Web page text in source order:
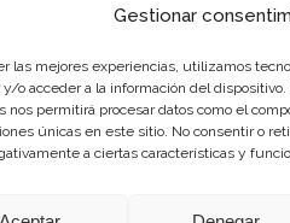
Gestionar
las mejores experiencias, utilizamos
y/o acceder a la información del
nos permitirá procesar datos como el
únicas en este sitio. No consentir o
a ciertas características y
Gobierno de Canarias